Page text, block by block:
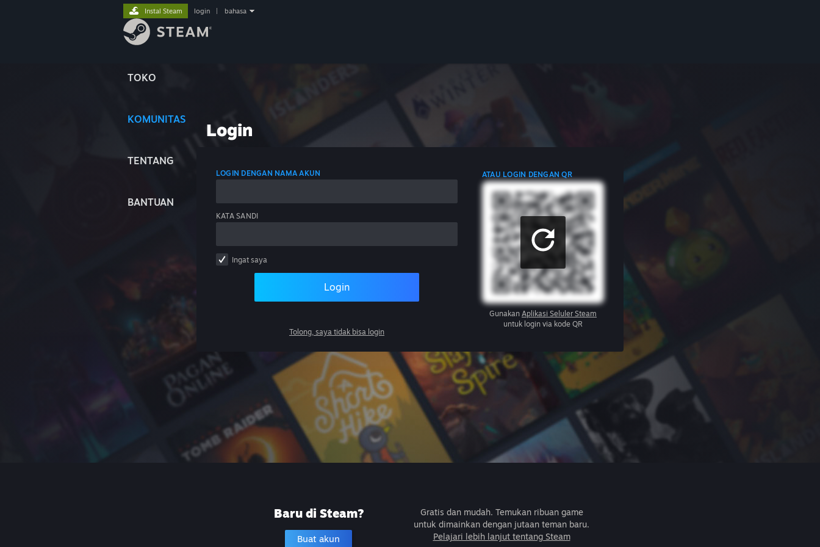
TOKO
KOMUNITAS
TENTANG
BANTUAN
Instal Steam login bahasa
Login
LOGIN DENGAN NAMA AKUN
KATA SANDI
Ingat saya
Login
Tolong, saya tidak bisa login
ATAU LOGIN DENGAN QR
Gunakan Aplikasi Seluler Steam
untuk login via kode QR
Baru di Steam?
Buat akun
Gratis dan mudah. Temukan ribuan game
untuk dimainkan dengan jutaan teman baru.
Pelajari lebih lanjut tentang Steam